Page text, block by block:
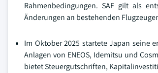
Rahmenbedingungen. SAF gilt als
Änderungen an bestehenden
Im Oktober 2025 startete Japan seine
Anlagen von ENEOS, Idemitsu und
bietet Steuergutschriften,